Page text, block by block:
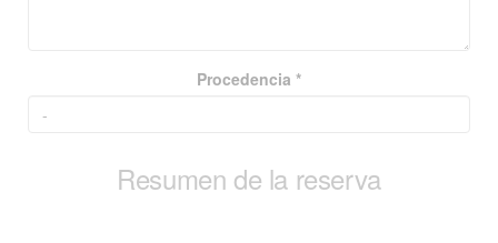
Procedencia *
Resumen de la reserva